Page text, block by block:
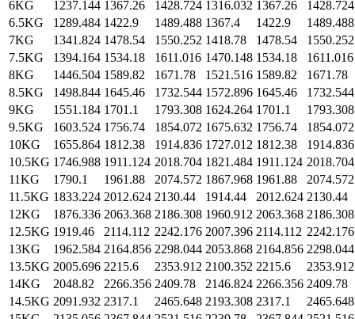
6KG
1237.144 1367.26 1428.724 1316.032 1367.26
1428.724
6.5KG
1289.484 1422.9 1489.488 1367.4 1422.9
1489.488
7KG
1341.824 1478.54 1550.252 1418.78 1478.54
1550.252
7.5KG
1394.164 1534.18 1611.016 1470.148 1534.18
1611.016
8KG
1446.504 1589.82 1671.78 1521.516 1589.82
1671.78
8.5KG
1498.844 1645.46 1732.544 1572.896 1645.46
1732.544
9KG
1551.184 1701.1 1793.308 1624.264 1701.1
1793.308
9.5KG
1603.524 1756.74 1854.072 1675.632 1756.74
1854.072
10KG
1655.864 1812.38 1914.836 1727.012 1812.38
1914.836
10.5KG 1746.988 1911.124 2018.704 1821.484 1911.124 2018.704
11KG
1790.1 1961.88 2074.572 1867.968 1961.88
2074.572
11.5KG 1833.224 2012.624 2130.44 1914.44 2012.624 2130.44
12KG
1876.336 2063.368 2186.308 1960.912 2063.368 2186.308
12.5KG 1919.46 2114.112 2242.176 2007.396 2114.112 2242.176
13KG
1962.584 2164.856 2298.044 2053.868 2164.856 2298.044
13.5KG 2005.696 2215.6 2353.912 2100.352 2215.6
2353.912
14KG
2048.82 2266.356 2409.78 2146.824 2266.356 2409.78
14.5KG 2091.932 2317.1 2465.648 2193.308 2317.1
2465.648